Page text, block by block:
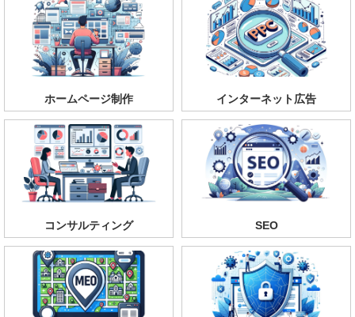
ホームページ制作 インターネット広告
コンサルティング SEO